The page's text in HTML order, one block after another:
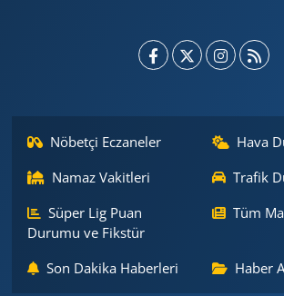
Nöbetçi Eczaneler
Hava
Namaz Vakitleri
Trafik
Süper Lig Puan
Durumu ve Fikstür
Tüm
Son Dakika Haberleri Haber